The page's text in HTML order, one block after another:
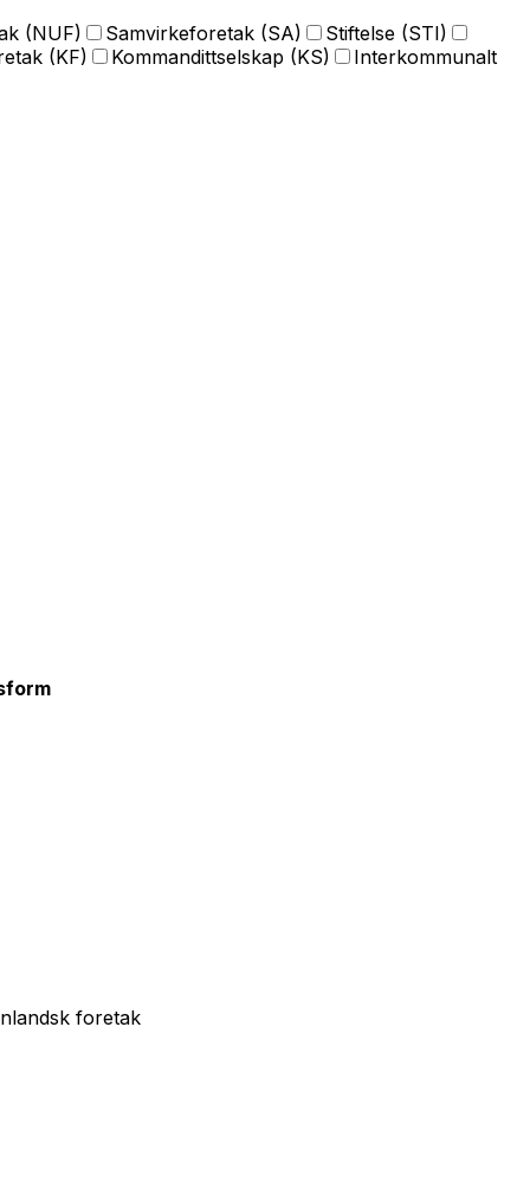
(NUF) Samvirkeforetak (SA)
Stiftelse (STI)
(KF) Kommandittselskap (KS)
Interkommunalt
foretak